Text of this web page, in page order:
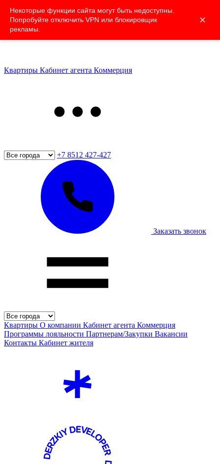
Некоторые функции сайта могут быть недоступны.
Попробуйте отключить VPN или блокировщик
рекламы.
✕
Квартиры Кабинет агента Коммерция
+7 8512 427-427
Заказать звонок
Квартиры О компании Кабинет агента Коммерция
Программы лояльности Партнерам/Закупки Вакансии
Контакты Кабинет жителя